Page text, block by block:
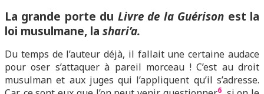
La grande porte du Livre de la Guérison est la
loi musulmane, la shari’a.
Du temps de l’auteur déjà, il fallait une certaine audace
pour oser s’attaquer à pareil morceau ! C’est au droit
musulman et aux juges qui l’appliquent qu’il s’adresse.
6